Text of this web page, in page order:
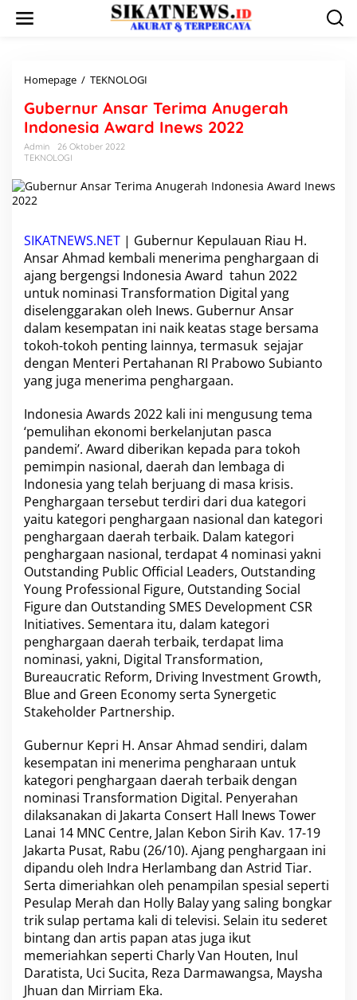
Homepage / TEKNOLOGI
b
e
r
A
a
r
T
e
r
i
m
a
A
n
u
e
r
a
h
I
n
o
n
e
s
i
a
A
w
a
r
d
I
n
e
w
0
2
2
Gubernur Ansar Terima Anugerah
Indonesia Award Inews 2022
Admin
26 Oktober 2022
TEKNOLOGI
SIKATNEWS.NET | Gubernur Kepulauan Riau H.
Ansar Ahmad kembali menerima penghargaan di
ajang bergengsi Indonesia Award tahun 2022
untuk nominasi Transformation Digital yang
diselenggarakan oleh Inews. Gubernur Ansar
dalam kesempatan ini naik keatas stage bersama
tokoh-tokoh penting lainnya, termasuk sejajar
dengan Menteri Pertahanan RI Prabowo Subianto
yang juga menerima penghargaan.
Indonesia Awards 2022 kali ini mengusung tema
‘pemulihan ekonomi berkelanjutan pasca
pandemi’. Award diberikan kepada para tokoh
pemimpin nasional, daerah dan lembaga di
Indonesia yang telah berjuang di masa krisis.
Penghargaan tersebut terdiri dari dua kategori
yaitu kategori penghargaan nasional dan kategori
penghargaan daerah terbaik. Dalam kategori
penghargaan nasional, terdapat 4 nominasi yakni
Outstanding Public Official Leaders, Outstanding
Young Professional Figure, Outstanding Social
Figure dan Outstanding SMES Development CSR
Initiatives. Sementara itu, dalam kategori
penghargaan daerah terbaik, terdapat lima
nominasi, yakni, Digital Transformation,
Bureaucratic Reform, Driving Investment Growth,
Blue and Green Economy serta Synergetic
Stakeholder Partnership.
Gubernur Kepri H. Ansar Ahmad sendiri, dalam
kesempatan ini menerima pengharaan untuk
kategori penghargaan daerah terbaik dengan
nominasi Transformation Digital. Penyerahan
dilaksanakan di Jakarta Consert Hall Inews Tower
Lanai 14 MNC Centre, Jalan Kebon Sirih Kav. 17-19
Jakarta Pusat, Rabu (26/10). Ajang penghargaan ini
dipandu oleh Indra Herlambang dan Astrid Tiar.
Serta dimeriahkan oleh penampilan spesial seperti
Pesulap Merah dan Holly Balay yang saling bongkar
trik sulap pertama kali di televisi. Selain itu sederet
bintang dan artis papan atas juga ikut
memeriahkan seperti Charly Van Houten, Inul
Daratista, Uci Sucita, Reza Darmawangsa, Maysha
Jhuan dan Mirriam Eka.